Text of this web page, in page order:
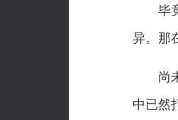
毕竟
异。那
尚未
中已然